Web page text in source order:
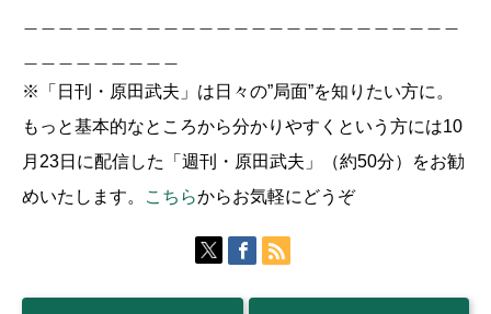
※「日刊・原田武夫」は日々の”局面”を知りたい方に。
もっと基本的なところから分かりやすくという方には10
月23日に配信した「週刊・原田武夫」（約50分）をお勧
めいたします。
こちらからお気軽にどうぞ